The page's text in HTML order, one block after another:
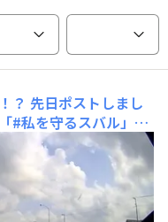
？ 先日ポストしまし
#私を守るスバル」の
コメントを頂き心より
年の夏にレヴォーグ
中、蓮田SA付近にて
に遭遇した時のこと